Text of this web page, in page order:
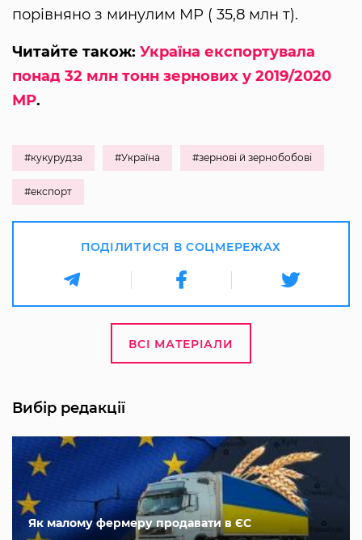
порівняно з минулим МР ( 35,8 млн т).
Читайте також: Україна експортувала
понад 32 млн тонн зернових у 2019/2020
МР.
#кукурудза #Україна #зернові й зернобобові
#експорт
ПОДІЛИТИСЯ В СОЦМЕРЕЖАХ
ВСІ МАТЕРІАЛИ
Вибір редакції
Як малому фермеру продавати в ЄС